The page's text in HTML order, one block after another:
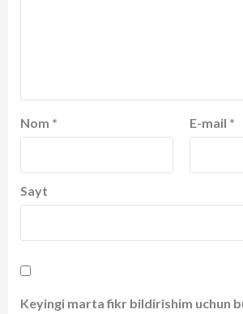
Nom * E-mail *
Sayt
Keyingi marta fikr bildirishim uchun